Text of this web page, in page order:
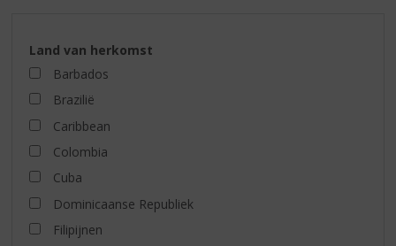
Land van herkomst
Barbados
Brazilië
Caribbean
Colombia
Cuba
Dominicaanse Republiek
Filipijnen